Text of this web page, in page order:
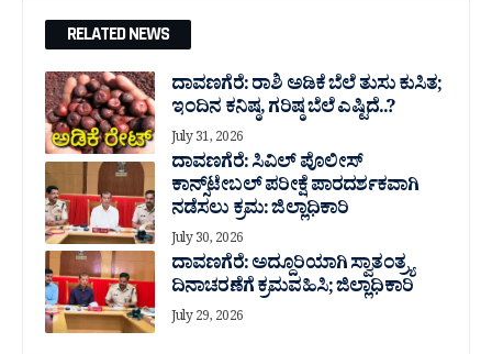
RELATED NEWS
ದಾವಣಗೆರೆ: ರಾಶಿ ಅಡಿಕೆ ಬೆಲೆ ತುಸು‌ ಕುಸಿತ;
ಇಂದಿನ ಕನಿಷ್ಠ, ಗರಿಷ್ಠ ಬೆಲೆ ಎಷ್ಟಿದೆ..?
July 31, 2026
ದಾವಣಗೆರೆ: ಸಿವಿಲ್ ಪೊಲೀಸ್
ಕಾನ್ಸ್‌ಟೇಬಲ್ ಪರೀಕ್ಷೆ ಪಾರದರ್ಶಕವಾಗಿ
ನಡೆಸಲು ಕ್ರಮ: ಜಿಲ್ಲಾಧಿಕಾರಿ
July 30, 2026
ದಾವಣಗೆರೆ: ಅದ್ದೂರಿಯಾಗಿ ಸ್ವಾತಂತ್ರ್ಯ
ದಿನಾಚರಣೆಗೆ ಕ್ರಮವಹಿಸಿ; ಜಿಲ್ಲಾಧಿಕಾರಿ
July 29, 2026